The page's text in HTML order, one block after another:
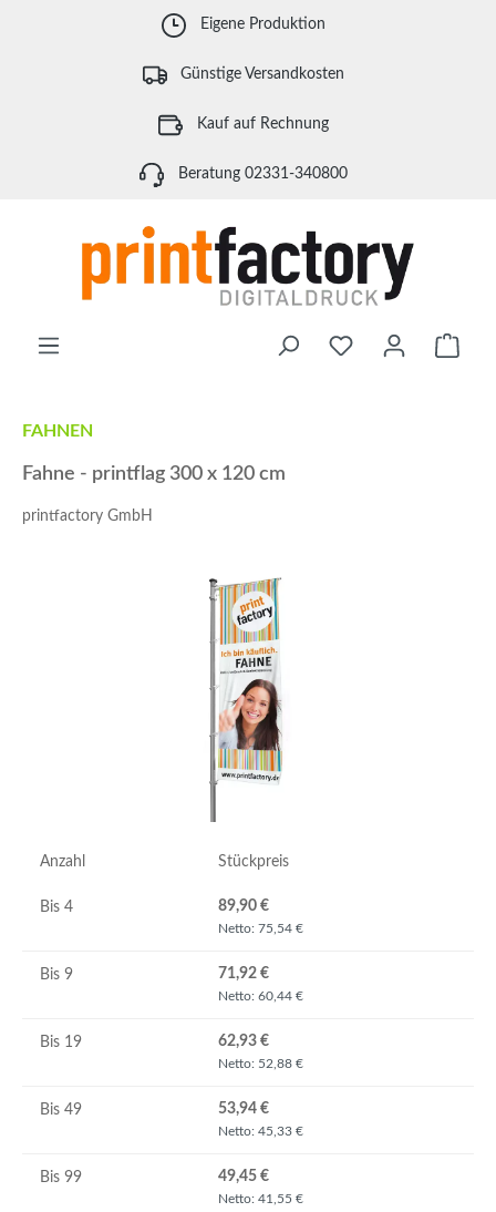
Zum Hauptinhalt springen Eigene Produktion
Günstige Versandkosten
Kauf auf Rechnung
Beratung 02331-340800
FAHNEN
Fahne - printflag 300 x 120 cm
printfactory GmbH
Anzahl Stückpreis
Bis 4 89,90 €
Netto: 75,54 €
Bis 9 71,92 €
Netto: 60,44 €
Bis 19 62,93 €
Netto: 52,88 €
Bis 49 53,94 €
Netto: 45,33 €
Bis 99 49,45 €
Netto: 41,55 €